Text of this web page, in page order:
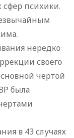
сфер психики.
нередко
своего
чертой
была
в 43 случаях